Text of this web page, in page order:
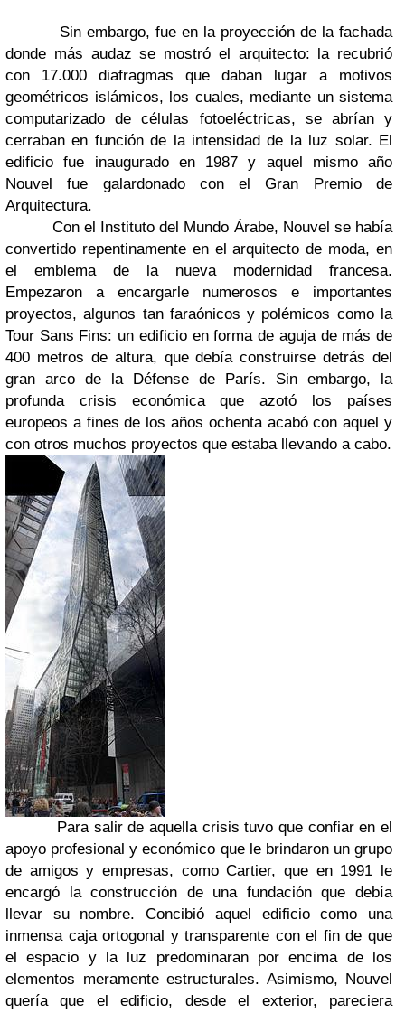
Sin embargo, fue en la proyección de la fachada
donde más audaz se mostró el arquitecto: la recubrió
con 17.000 diafragmas que daban lugar a motivos
geométricos islámicos, los cuales, mediante un sistema
computarizado de células fotoeléctricas, se abrían y
cerraban en función de la intensidad de la luz solar. El
edificio fue inaugurado en 1987 y aquel mismo año
Nouvel fue galardonado con el Gran Premio de
Arquitectura.
Con el Instituto del Mundo Árabe, Nouvel se había
convertido repentinamente en el arquitecto de moda, en
el emblema de la nueva modernidad francesa.
Empezaron a encargarle numerosos e importantes
proyectos, algunos tan faraónicos y polémicos como la
Tour Sans Fins: un edificio en forma de aguja de más de
400 metros de altura, que debía construirse detrás del
gran arco de la Défense de París. Sin embargo, la
profunda crisis económica que azotó los países
europeos a fines de los años ochenta acabó con aquel y
con otros muchos proyectos que estaba llevando a cabo.
Para salir de aquella crisis tuvo que confiar en el
apoyo profesional y económico que le brindaron un grupo
de amigos y empresas, como Cartier, que en 1991 le
encargó la construcción de una fundación que debía
llevar su nombre. Concibió aquel edificio como una
inmensa caja ortogonal y transparente con el fin de que
el espacio y la luz predominaran por encima de los
elementos meramente estructurales. Asimismo, Nouvel
quería que el edificio, desde el exterior, pareciera